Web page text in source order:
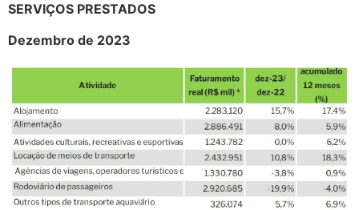
SERVIÇOS PRESTADOS
Dezembro de 2023